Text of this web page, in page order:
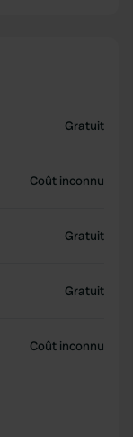
Gratuit
Coût inconnu
Gratuit
Gratuit
Coût inconnu